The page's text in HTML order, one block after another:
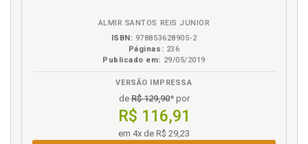
Inferno de Dante Alighieri. Sistema carcerário
ALMIR SANTOS REIS JUNIOR
ISBN: 978853628905-2
Páginas: 236
Publicado em: 29/05/2019
VERSÃO IMPRESSA
deR$ 129,90* por
R$ 116,91
em 4x de R$ 29,23